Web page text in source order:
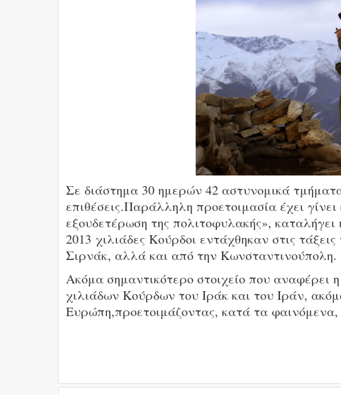
Σε διάστημα 30 ημερών 42 αστυνομικά
επιθέσεις.Παράλληλη προετοιμασία έχει
εξουδετέρωση της πολιτοφυλακής»,
2013 χιλιάδες Κούρδοι εντάχθηκαν στις
Σιρνάκ, αλλά και από την Κωνσταντινούπολη.
Ακόμα σημαντικότερο στοιχείο που αναφέρει
χιλιάδων Κούρδων του Ιράκ και του Ιράν,
Ευρώπη,προετοιμάζοντας, κατά τα